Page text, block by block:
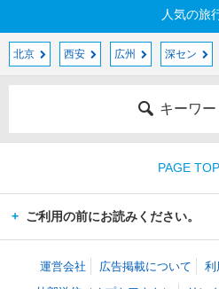
人気の旅
北京 西安 広州 深セン
キーワ
PAGE TOP
ご利用の前にお読みください。
運営会社 広告掲載について 利